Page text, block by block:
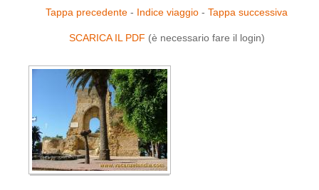
Tappa precedente - Indice viaggio - Tappa successiva
SCARICA IL PDF (è necessario fare il login)